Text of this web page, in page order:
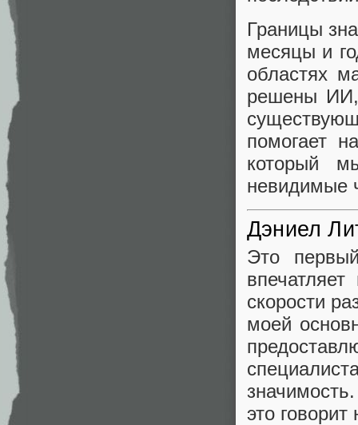
Границы
месяцы и
областях
решены
помогает
который
невидимые
Дэниел
Это
скорости
моей
это